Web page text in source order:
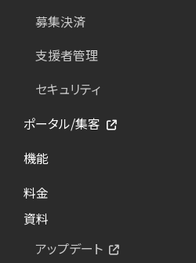
募集決済
支援者管理
セキュリティ
ポータル/集客
機能
料金
資料
アップデート